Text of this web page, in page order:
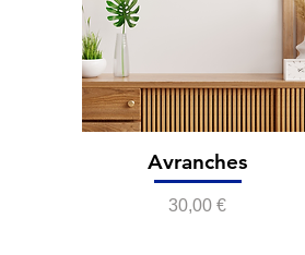
Avranches
Prix
30,00 €